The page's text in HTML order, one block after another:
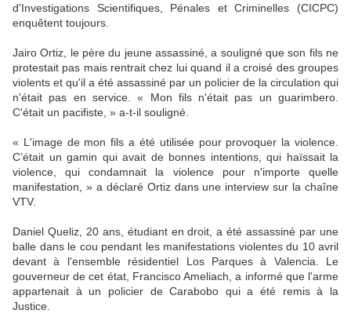
d'Investigations Scientifiques, Pénales et Criminelles (CICPC)
enquêtent toujours.
Jairo Ortiz, le père du jeune assassiné, a souligné que son fils ne
protestait pas mais rentrait chez lui quand il a croisé des groupes
violents et qu'il a été assassiné par un policier de la circulation qui
n'était pas en service. « Mon fils n'était pas un guarimbero.
C'était un pacifiste, » a-t-il souligné.
« L'image de mon fils a été utilisée pour provoquer la violence.
C’était un gamin qui avait de bonnes intentions, qui haïssait la
violence, qui condamnait la violence pour n'importe quelle
manifestation, » a déclaré Ortiz dans une interview sur la chaîne
VTV.
Daniel Queliz, 20 ans, étudiant en droit, a été assassiné par une
balle dans le cou pendant les manifestations violentes du 10 avril
devant à l'ensemble résidentiel Los Parques à Valencia. Le
gouverneur de cet état, Francisco Ameliach, a informé que l'arme
appartenait à un policier de Carabobo qui a été remis à la
Justice.